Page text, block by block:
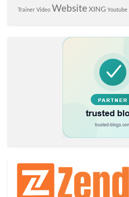
Trainer Video Website XING Youtube